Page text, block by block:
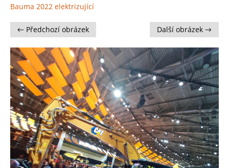
Bauma 2022 elektrizující
← Předchozí obrázek Další obrázek →